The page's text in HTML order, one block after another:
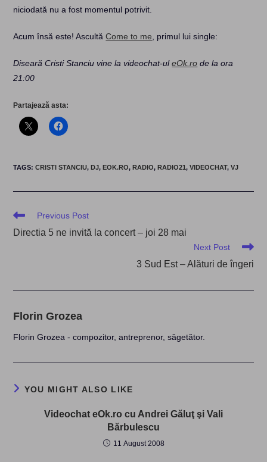
niciodată nu a fost momentul potrivit.
Acum însă este! AscultăCome to me , primul lui single:
Diseară Cristi Stanciu vine la videochat-uleOk.ro de la ora
21:00
Partajează asta:
TAGS:CRISTI STANCIU, DJ, EOK.RO, RADIO, RADIO21, VIDEOCHAT, VJ
Read
articles
Previous Post
Directia 5 ne invită la concert – joi 28 mai
Next Post
3 Sud Est – Alături de îngeri
Florin Grozea
Florin Grozea - compozitor, antreprenor, săgetător.
YOU MIGHT ALSO LIKE
Videochat eOk.ro cu Andrei Găluţ şi Vali
Bărbulescu
11 August 2008